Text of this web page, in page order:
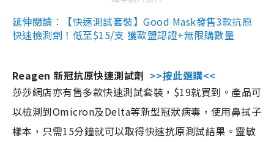
延伸閱讀：【快速測試套裝】Good Mask發售3款抗原
快速檢測劑！低至$15/支 獲歐盟認證+無限購數量
Reagen 新冠抗原快速測試劑 >>按此選購<<
莎莎網店亦有售多款快速測試套裝，$19就買到。產品可
以檢測到Omicron及Delta等新型冠狀病毒，使用鼻拭子
樣本，只需15分鐘就可以取得快速抗原測試結果。靈敏